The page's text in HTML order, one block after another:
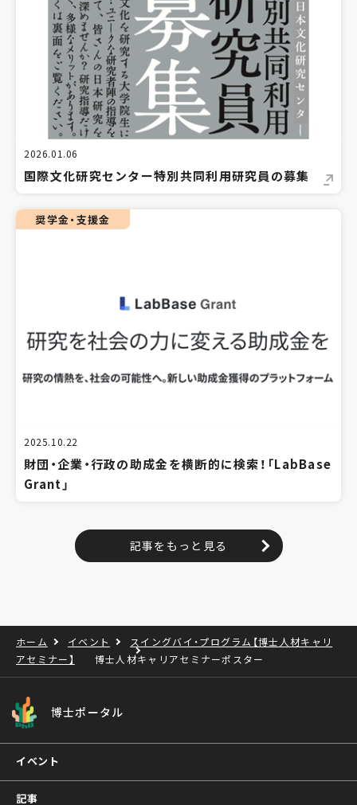
2026.01.06
国際文化研究センター特別共同利用研究員の募集
奨学金・支援金
2025.10.22
財団・企業・行政の助成金を横断的に検索！「LabBase
Grant」
記事をもっと見る
ホーム イベント
スイングバイ・プログラム【博士人材キャリ
アセミナー】
博士人材キャリアセミナーポスター
博士ポータル
イベント
記事